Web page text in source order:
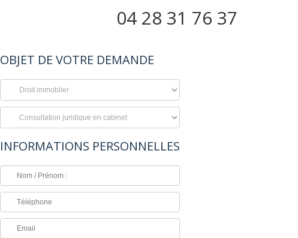
04 28 31 76 37
OBJET DE VOTRE DEMANDE
INFORMATIONS PERSONNELLES